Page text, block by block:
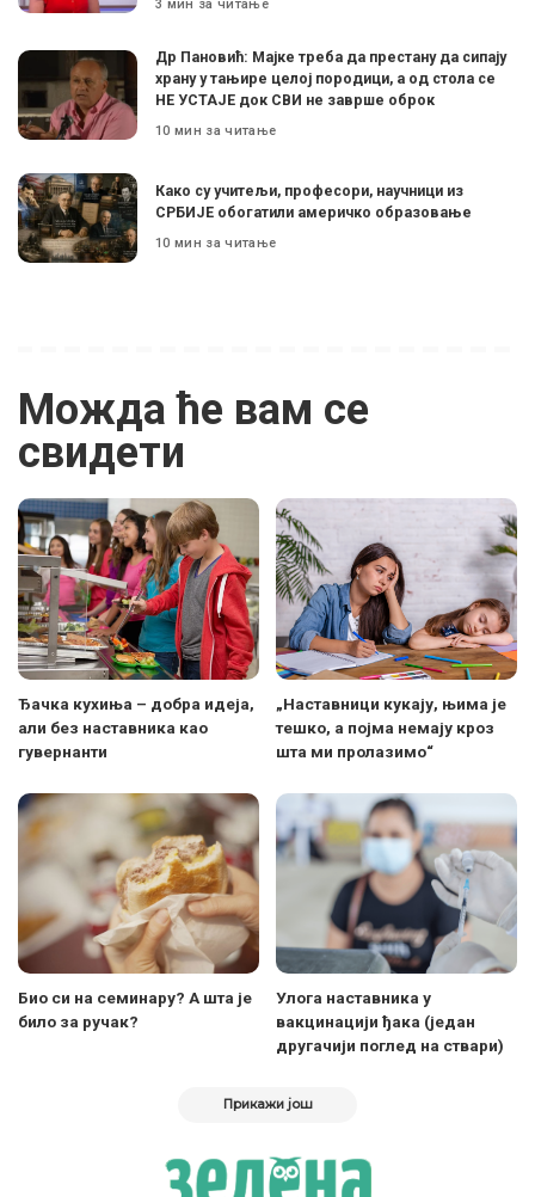
3 мин за читање
Др Пановић: Мајке треба да престану да сипају
храну у тањире целој породици, а од стола се
НЕ УСТАЈЕ док СВИ не заврше оброк
10 мин за читање
Како су учитељи, професори, научници из
СРБИЈЕ обогатили америчко образовање
10 мин за читање
Можда ће вам се
свидети
Ђачка кухиња – добра идеја,
али без наставника као
гувернанти
„Наставници кукају, њима је
тешко, а појма немају кроз
шта ми пролазимо“
Био си на семинару? А шта је
било за ручак?
Улога наставника у
вакцинацији ђака (један
другачији поглед на ствари)
Прикажи још